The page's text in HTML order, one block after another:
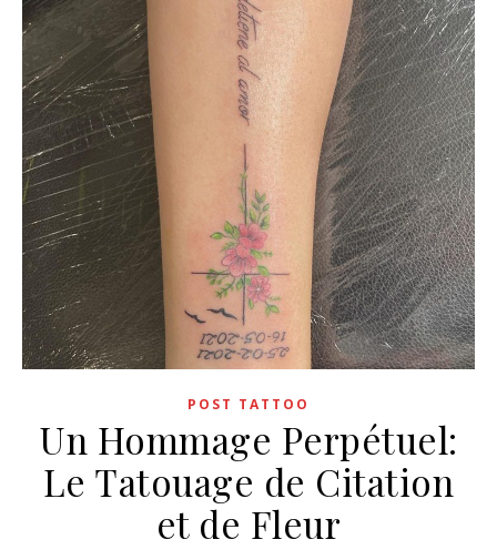
POST TATTOO
Un Hommage Perpétuel:
Le Tatouage de Citation
et de Fleur